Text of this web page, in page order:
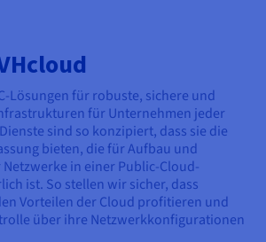
Lösungen für robuste, sichere und
für Unternehmen jeder
sind so konzipiert, dass sie die
bieten, die für Aufbau und
in einer Public-Cloud-
ist. So stellen wir sicher, dass
Vorteilen der Cloud profitieren und
über ihre Netzwerkkonfigurationen